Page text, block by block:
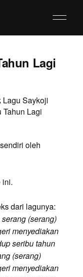
Lagi
oleh
ini.
dari lagunya:
(serang)
menyediakan
seribu tahun
(serang)
menyediakan